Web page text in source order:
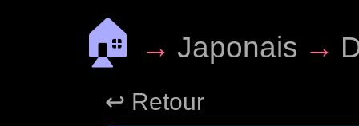
🏠 → Japonais →
↩ Retour